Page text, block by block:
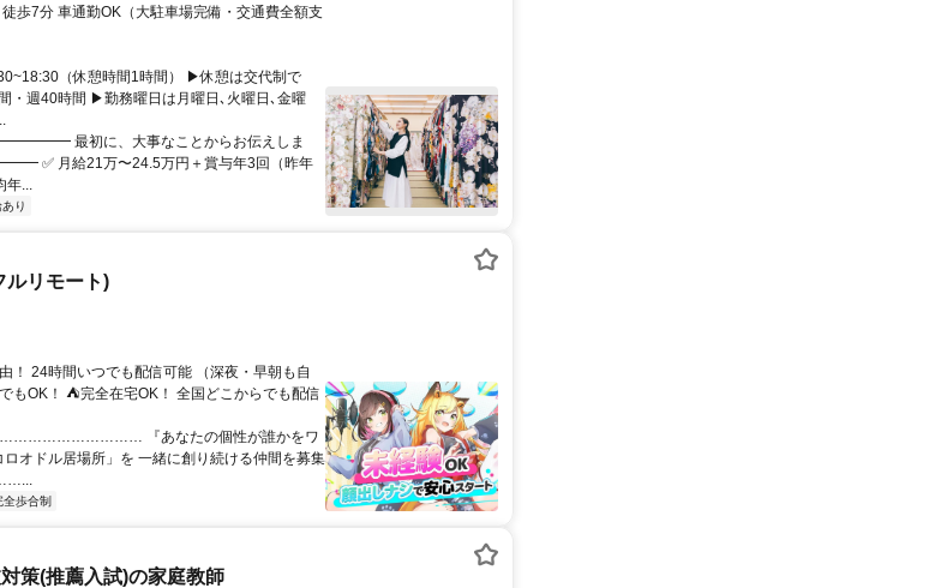
（休憩時間1時間） ▶休憩は交代制で
・週40時間 ▶勤務曜日は月曜日､火曜日､金曜
最初に、大事なことからお伝えしま
給21万〜24.5万円＋賞与年3回（昨年
年...
り
ルリモート)
！ 24時間いつでも配信可能 （深夜・早朝も自
もOK！ ⛺完全在宅OK！ 全国どこからでも配信
『あなたの個性が誰かをワ
オドル居場所」を 一緒に創り続ける仲間を募集
全歩合制
策(推薦入試)の家庭教師